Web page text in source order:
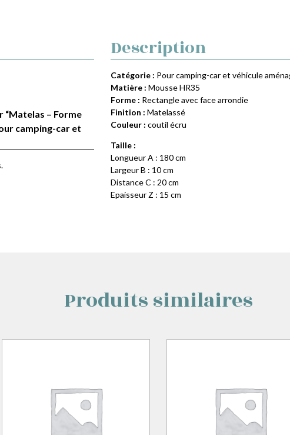
“Matelas – Forme
camping-car et
Description
Catégorie : Pour camping-car et véhicule
Matière : Mousse HR35
Forme : Rectangle avec face arrondie
Finition : Matelassé
Couleur : coutil écru
Taille :
Longueur A : 180 cm
Largeur B : 10 cm
Distance C : 20 cm
Epaisseur Z : 15 cm
Produits similaires